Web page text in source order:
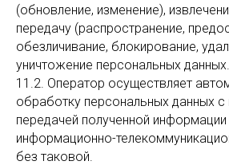
(обновление, изменение),
передачу (распространение,
обезличивание, блокирование,
уничтожение персональных данных.
11.2. Оператор осуществляет
обработку персональных данных с
передачей полученной информации
информационно-
без таковой.